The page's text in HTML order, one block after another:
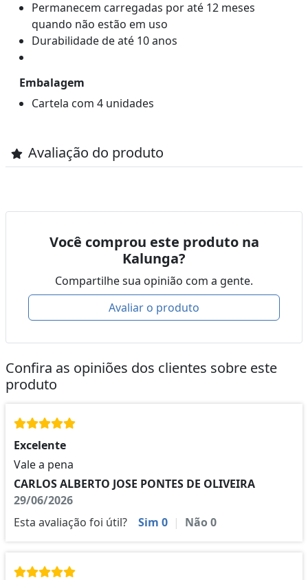
Permanecem carregadas por até 12 meses
quando não estão em uso
Durabilidade de até 10 anos
Embalagem
Cartela com 4 unidades
Avaliação do produto
Você comprou este produto na
Kalunga?
Compartilhe sua opinião com a gente.
Avaliar o produto
Confira as opiniões dos clientes sobre este
produto
Excelente
Vale a pena
CARLOS ALBERTO JOSE PONTES DE OLIVEIRA
29/06/2026
Esta avaliação foi útil?
Sim 0 | Não0